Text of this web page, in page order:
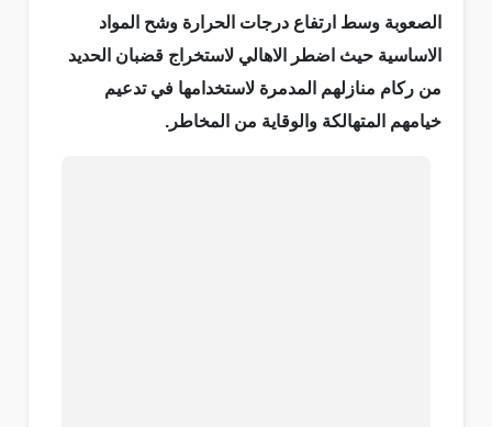
الصعوبة وسط ارتفاع درجات الحرارة وشح المواد
الاساسية حيث اضطر الاهالي لاستخراج قضبان الحديد
من ركام منازلهم المدمرة لاستخدامها في تدعيم
خيامهم المتهالكة والوقاية من المخاطر.